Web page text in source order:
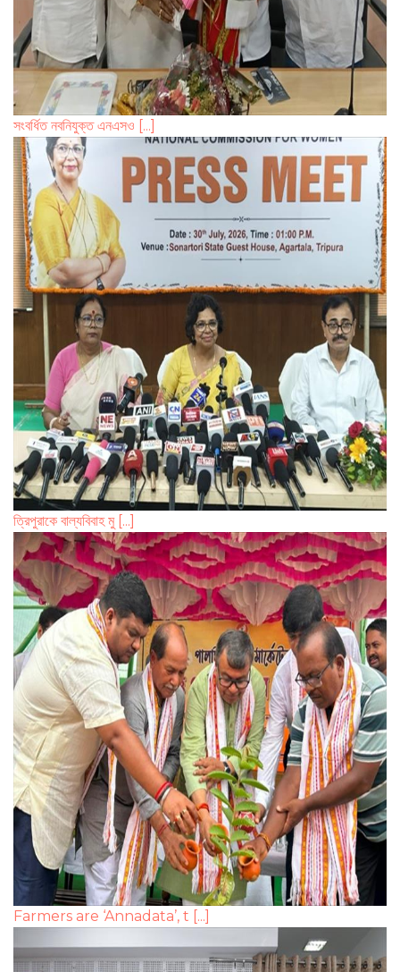
সংবর্ধিত নবনিযুক্ত এনএসও [...]
ত্রিপুরাকে বাল্যবিবাহ মু [...]
Farmers are ‘Annadata’, t [...]